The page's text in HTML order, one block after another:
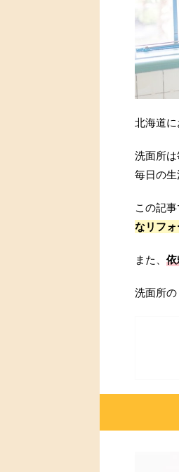
北海道
洗面所
毎日の生
この記
なリフ
また、
洗面所